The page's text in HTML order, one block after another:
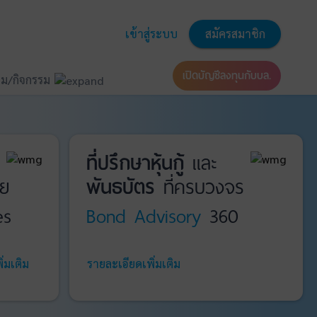
เข้าสู่ระบบ สมัครสมาชิก
/กิจกรรม เปิดบัญชีลงทุนกับบล.
มเติม
ที่ปรึกษาหุ้นกู้และ
พันธบัตรที่ครบวงจร
Bond Advisory360
รายละเอียดเพิ่มเติม